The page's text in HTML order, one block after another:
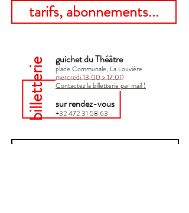
tarifs, abonnements...
billetterie guichet du Théâtre
place Communale, La Louvière
mercredi 13:00 > 17:00​
Contactez la billetterie par mail !
sur rendez-vous
+32 472 31 58 63